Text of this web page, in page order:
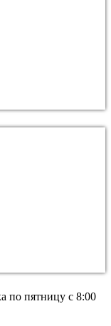
по пятницу с 8:00